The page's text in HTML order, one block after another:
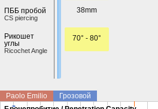
ПББ пробой
CS piercing
Рикошет
углы
Ricochet Angle
38mm
70° - 80°
Paolo Emilio Грозовой